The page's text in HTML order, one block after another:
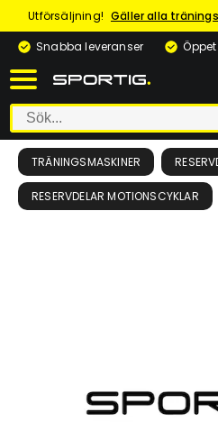
Utförsäljning! Gäller alla
Snabba leveranser
TRÄNINGSMASKINER
RESERVDELAR MOTIONSCYKLAR